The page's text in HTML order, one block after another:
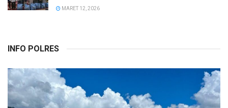
MARET 12, 2026
INFO POLRES